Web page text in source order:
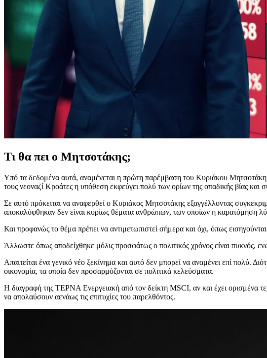
Τι θα πει ο Μητσοτάκης;
Υπό τα δεδομένα αυτά, αναμένεται η πρώτη παρέμβαση του Κυριάκου
τους νεοναζί Κροάτες η υπόθεση εκφεύγει πολύ των ορίων της οπαδικής βίας και
Σε αυτό πρόκειται να αναφερθεί ο Κυριάκος Μητσοτάκης εξαγγέλλοντας
αποκαλύφθηκαν δεν είναι κυρίως θέματα ανθρώπων, των οποίων η καρατόμηση
Και προφανώς το θέμα πρέπει να αντιμετωπιστεί σήμερα και όχι, όπως
Άλλωστε όπως αποδείχθηκε μόλις προσφάτως ο πολιτικός χρόνος είναι πυκνός,
Απαιτείται ένα γενικό νέο ξεκίνημα και αυτό δεν μπορεί να αναμένει επί πολύ.
οικονομία, τα οποία δεν προσαρμόζονται σε πολιτικά κελεύσματα.
Η διαγραφή της ΤΕΡΝΑ Ενεργειακή από τον δείκτη MSCI, αν και έχει ορισμένα
να απολαύσουν αενάως τις επιτυχίες του παρελθόντος.